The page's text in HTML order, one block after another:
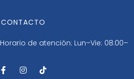
CONTACTO
Horario de atención: Lun–Vie: 08:00–
F
a
I
n
T
i